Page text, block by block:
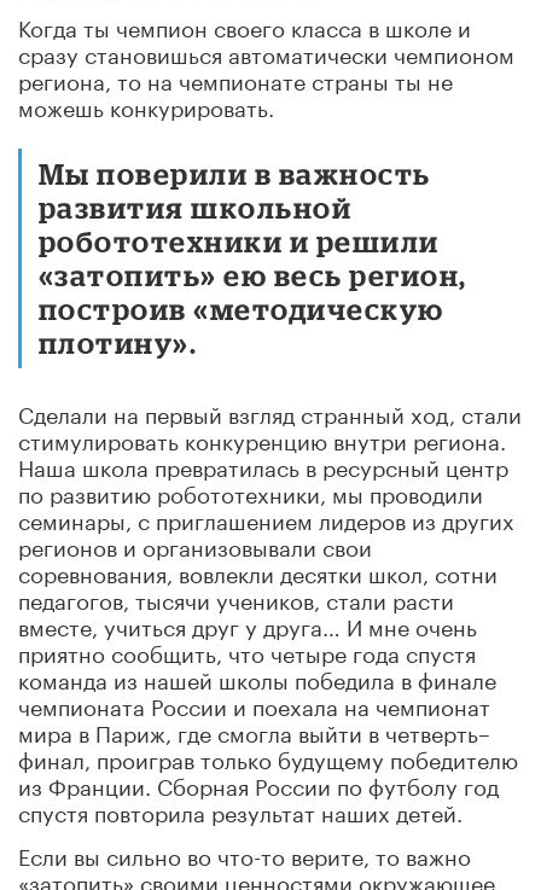
Когда ты чемпион своего класса в школе и
сразу становишься автоматически чемпионом
региона, то на чемпионате страны ты не
можешь конкурировать.
Мы поверили в важность
развития школьной
робототехники и решили
«затопить» ею весь регион,
построив «методическую
плотину».
Сделали на первый взгляд странный ход, стали
стимулировать конкуренцию внутри региона.
Наша школа превратилась в ресурсный центр
по развитию робототехники, мы проводили
семинары, с приглашением лидеров из других
регионов и организовывали свои
соревнования, вовлекли десятки школ, сотни
педагогов, тысячи учеников, стали расти
вместе, учиться друг у друга… И мне очень
приятно сообщить, что четыре года спустя
команда из нашей школы победила в финале
чемпионата России и поехала на чемпионат
мира в Париж, где смогла выйти в четверть–
финал, проиграв только будущему победителю
из Франции. Сборная России по футболу год
спустя повторила результат наших детей.
Если вы сильно во что-то верите, то важно
«затопить» своими ценностями окружающее